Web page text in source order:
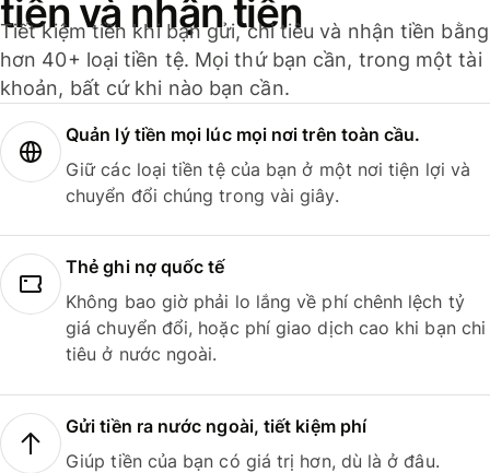
tiền và nhận tiền
Tiết kiệm tiền khi bạn gửi, chi tiêu và nhận tiền bằng
hơn 40+ loại tiền tệ. Mọi thứ bạn cần, trong một tài
khoản, bất cứ khi nào bạn cần.
Quản lý tiền mọi lúc mọi nơi trên toàn cầu.
Giữ các loại tiền tệ của bạn ở một nơi tiện lợi và
chuyển đổi chúng trong vài giây.
Thẻ ghi nợ quốc tế
Không bao giờ phải lo lắng về phí chênh lệch tỷ
giá chuyển đổi, hoặc phí giao dịch cao khi bạn chi
tiêu ở nước ngoài.
Gửi tiền ra nước ngoài, tiết kiệm phí
Giúp tiền của bạn có giá trị hơn, dù là ở đâu.